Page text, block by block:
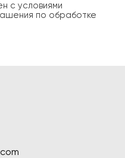
с условиями
по обработке